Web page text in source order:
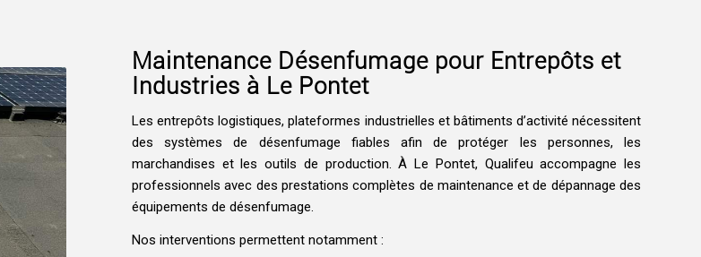
Maintenance Désenfumage pour Entrepôts et
Industries à Le Pontet
Les entrepôts logistiques, plateformes industrielles et bâtiments d’activité nécessitent
des systèmes de désenfumage fiables afin de protéger les personnes, les
marchandises et les outils de production. À Le Pontet, Qualifeu accompagne les
professionnels avec des prestations complètes de maintenance et de dépannage des
équipements de désenfumage.
Nos interventions permettent notamment :